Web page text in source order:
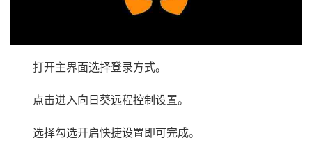
打开主界面选择登录方式。
点击进入向日葵远程控制设置。
选择勾选开启快捷设置即可完成。